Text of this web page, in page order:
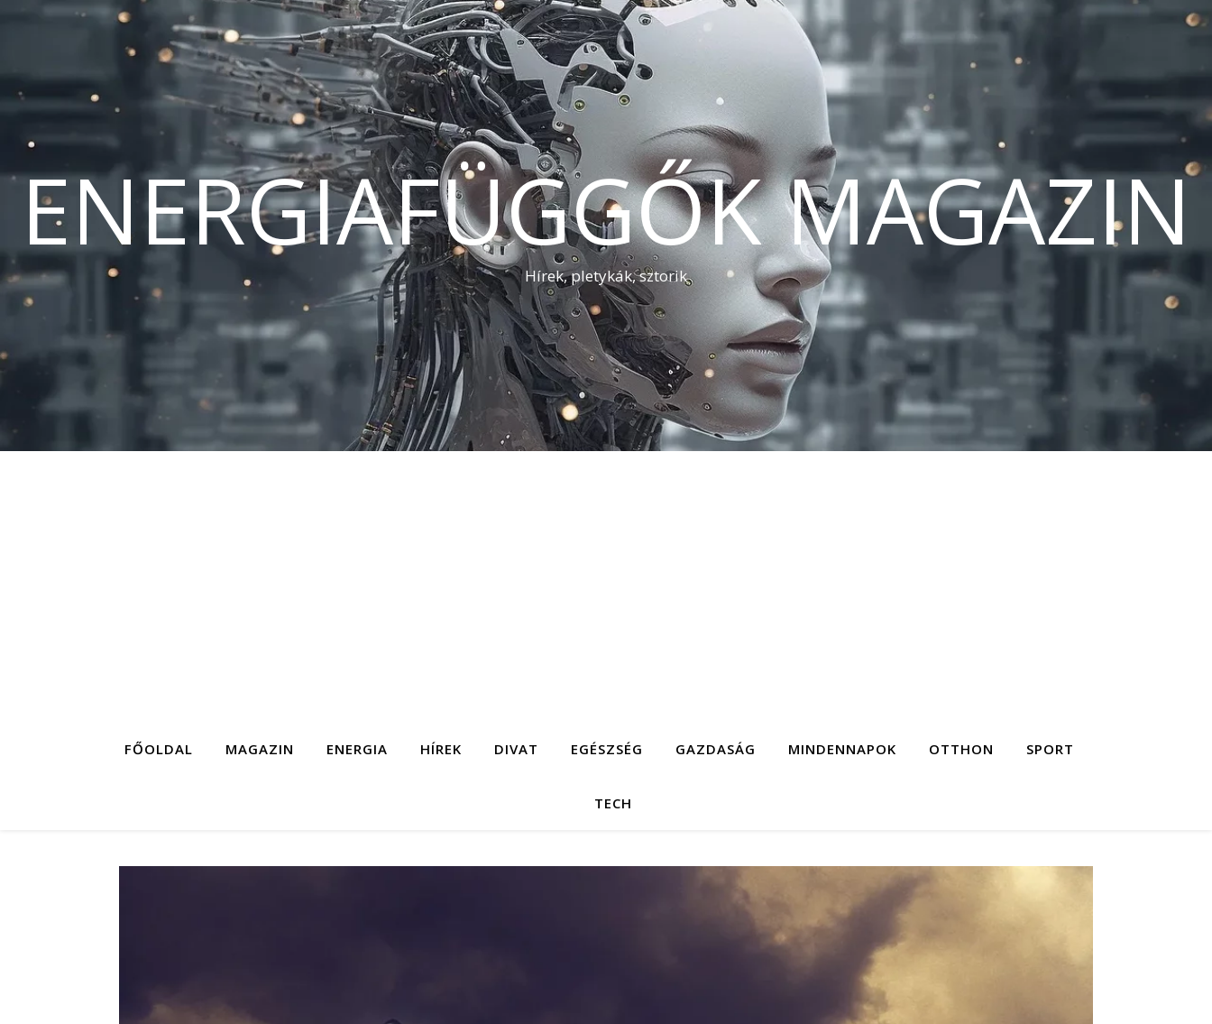
ENERGIAFÜGGŐK MAGAZIN
Hírek, pletykák, sztorik
FŐOLDAL MAGAZIN ENERGIA HÍREK DIVAT EGÉSZSÉG GAZDASÁG MINDENNAPOK OTTHON SPORT
TECH